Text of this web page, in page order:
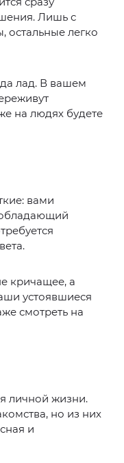
Лишь с
остальные легко
лад. В вашем
на людях будете
вами
обладающий
кричащее, а
устоявшиеся
смотреть на
личной жизни.
но из них
и